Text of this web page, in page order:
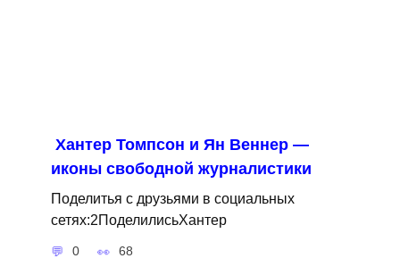
Хантер Томпсон и Ян Веннер —
иконы свободной журналистики
Поделитья с друзьями в социальных
сетях:2ПоделилисьХантер
0 68